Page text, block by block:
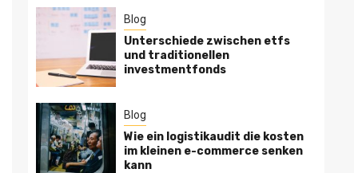
Blog
Unterschiede zwischen etfs
und traditionellen
investmentfonds
Blog
Wie ein logistikaudit die kosten
im kleinen e-commerce senken
kann